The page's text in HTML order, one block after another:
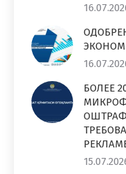
БОЛЕЕ